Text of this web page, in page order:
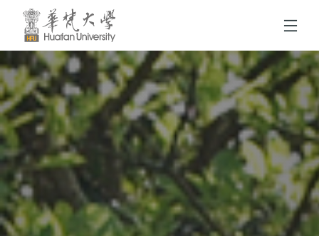
跳到頁面主要內容區